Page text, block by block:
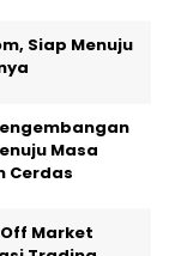
Siap Menuju
Masa
Cerdas
Market